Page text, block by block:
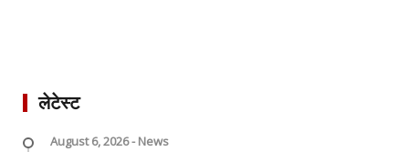
लेटेस्ट
August 6, 2026 - News